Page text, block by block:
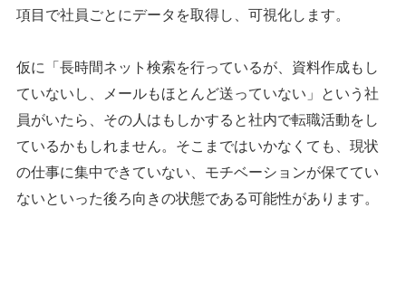
項目で社員ごとにデータを取得し、可視化します。
仮に「長時間ネット検索を行っているが、資料作成もし
ていないし、メールもほとんど送っていない」という社
員がいたら、その人はもしかすると社内で転職活動をし
ているかもしれません。そこまではいかなくても、現状
の仕事に集中できていない、モチベーションが保ててい
ないといった後ろ向きの状態である可能性があります。